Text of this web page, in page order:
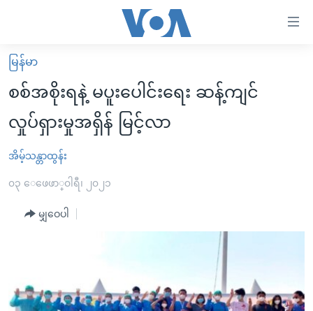
လွယ်ကူ
စေ
သည့်
Link
များ
ပင်မ
ပင်မ
မူလစာမျက်နှာ
မြန်မာ
ကမ္ဘာ့သတင်းများ
နိုင်ငံတကာ
အစ္စရေး-ပါလက်စတိုင်း
ဗွီဒီယို
သတင်းလွတ်လပ်ခွင့်
အင်္ဂလိပ်စာလေ့လာမယ်
ရုပ်ရှင်ထဲက အင်္ဂလိပ်စာ
တီဗွီ
ရေဒီယို/တီဗွီအစီအစဉ်
မြန်မာ
စစ်အစိုးရနဲ့ မပူးပေါင်းရေး ဆန့်ကျင်
လှုပ်ရှားမှုအရှိန် မြင့်လာ
အိမ့်သန္တာထွန်း
၀၃ ေဖေဖာ္၀ါရီ၊ ၂၀၂၁
မျှဝေပါ